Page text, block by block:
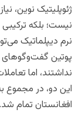
ژئوپلیتیک نوین،
نیست؛ بلکه
نرم دیپلماتیک
پوتین
نداشتند، اما
این دو، در مجموع
افغانستان تمام شد.